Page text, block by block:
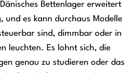
Bettenlager erweitert
und es kann durchaus Modelle
sind, dimmbar oder in
leuchten. Es lohnt sich, die
genau zu studieren oder das